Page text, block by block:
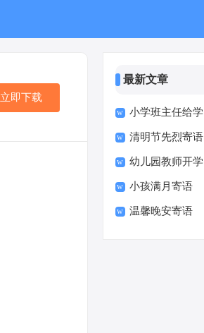
立即下载
最新文章
小学班主任给学
生的寄语
清明节先烈寄语
幼儿园教师开学
寄语小孩满月寄语
温馨晚安寄语